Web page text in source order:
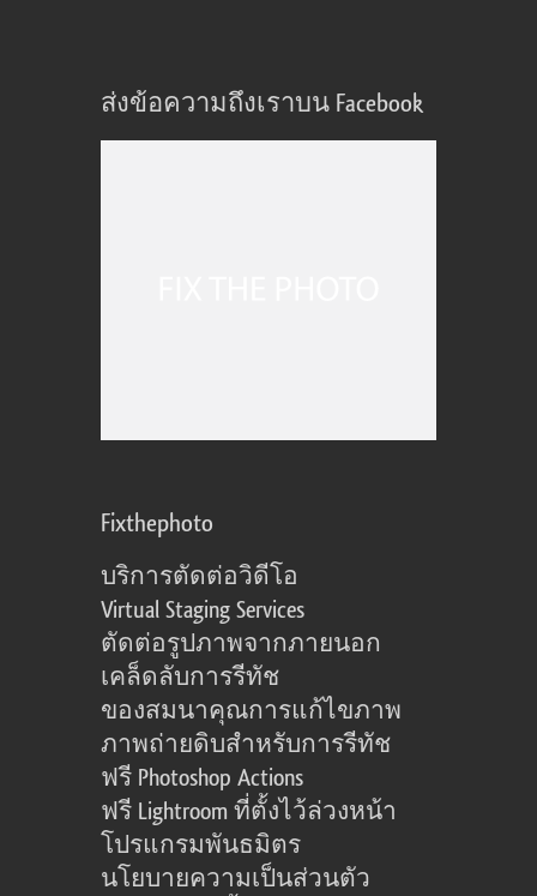
ส่งข้อความถึงเราบน Facebook
Fixthephoto
บริการตัดต่อวิดีโอ
Virtual Staging Services
ตัดต่อรูปภาพจากภายนอก
เคล็ดลับการรีทัช
ของสมนาคุณการแก้ไขภาพ
ภาพถ่ายดิบสำหรับการรีทัช
ฟรี Photoshop Actions
ฟรี Lightroom ที่ตั้งไว้ล่วงหน้า
โปรแกรมพันธมิตร
นโยบายความเป็นส่วนตัว